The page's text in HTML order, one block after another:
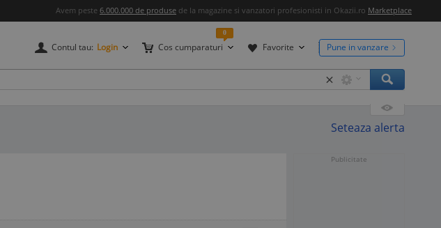
Avem peste 6.000.000 de produse de la magazine si vanzatori profesionisti in Okazii.ro Marketplace
Contul tau: Login Cos cumparaturi
0
Favorite Pune in vanzare
×
Seteaza alerta
Publicitate